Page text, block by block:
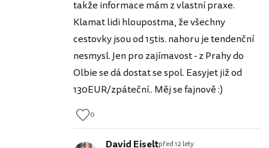
takže informace mám z vlastní praxe.
Klamat lidi hloupostma, že všechny
cestovky jsou od 15tis. nahoru je tendenční
nesmysl. Jen pro zajímavost - z Prahy do
Olbie se dá dostat se spol. Easyjet již od
130EUR/zpáteční.. Měj se fajnově :)
0
David Eiseltpřed 12 lety